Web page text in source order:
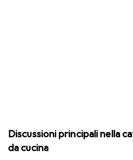
Discussioni principali nella
da cucina